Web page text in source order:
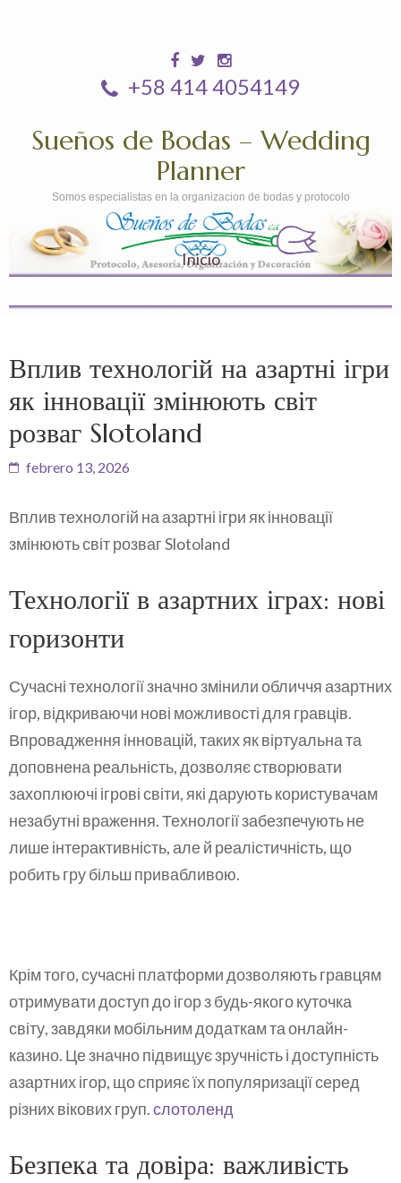
+58 414 4054149
Sueños de Bodas – Wedding
Planner
Somos especialistas en la organizacion de bodas y protocolo
Inicio
Вплив технологій на азартні ігри
як інновації змінюють світ
розваг Slotoland
febrero 13, 2026
Вплив технологій на азартні ігри як інновації
змінюють світ розваг Slotoland
Технології в азартних іграх: нові
горизонти
Сучасні технології значно змінили обличчя азартних
ігор, відкриваючи нові можливості для гравців.
Впровадження інновацій, таких як віртуальна та
доповнена реальність, дозволяє створювати
захоплюючі ігрові світи, які дарують користувачам
незабутні враження. Технології забезпечують не
лише інтерактивність, але й реалістичність, що
робить гру більш привабливою.
Крім того, сучасні платформи дозволяють гравцям
отримувати доступ до ігор з будь-якого куточка
світу, завдяки мобільним додаткам та онлайн-
казино. Це значно підвищує зручність і доступність
азартних ігор, що сприяє їх популяризації серед
різних вікових груп.слотоленд
Безпека та довіра: важливість